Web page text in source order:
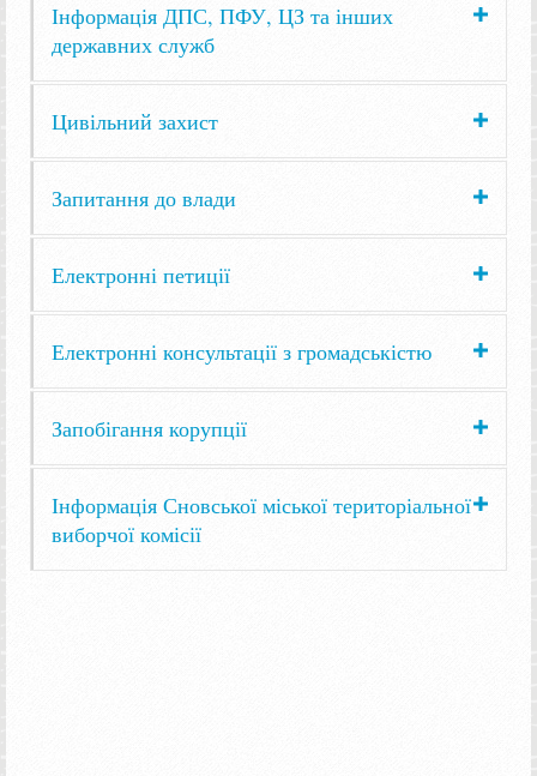
Інформація ДПС, ПФУ, ЦЗ та інших
державних служб
Цивільний захист
Запитання до влади
Електронні петиції
Електронні консультації з громадськістю
Запобігання корупції
Інформація Сновської міської територіальної
виборчої комісії